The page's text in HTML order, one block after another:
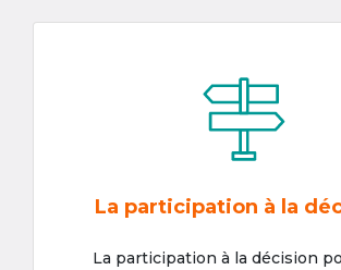
La participation à la
La participation à la décision